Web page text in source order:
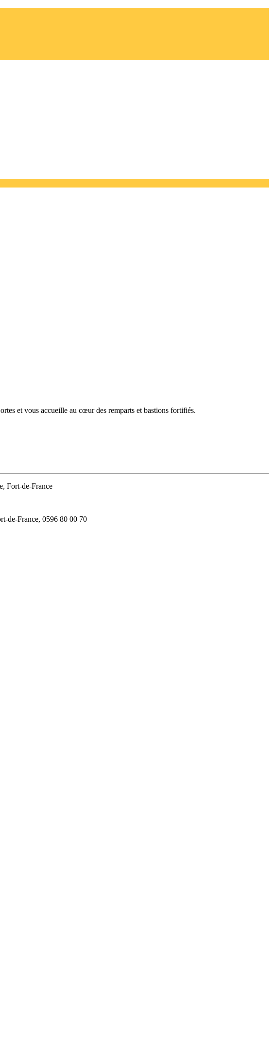
et vous accueille au cœur des remparts et bastions fortifiés.
Fort-de-France
de-France, 0596 80 00 70